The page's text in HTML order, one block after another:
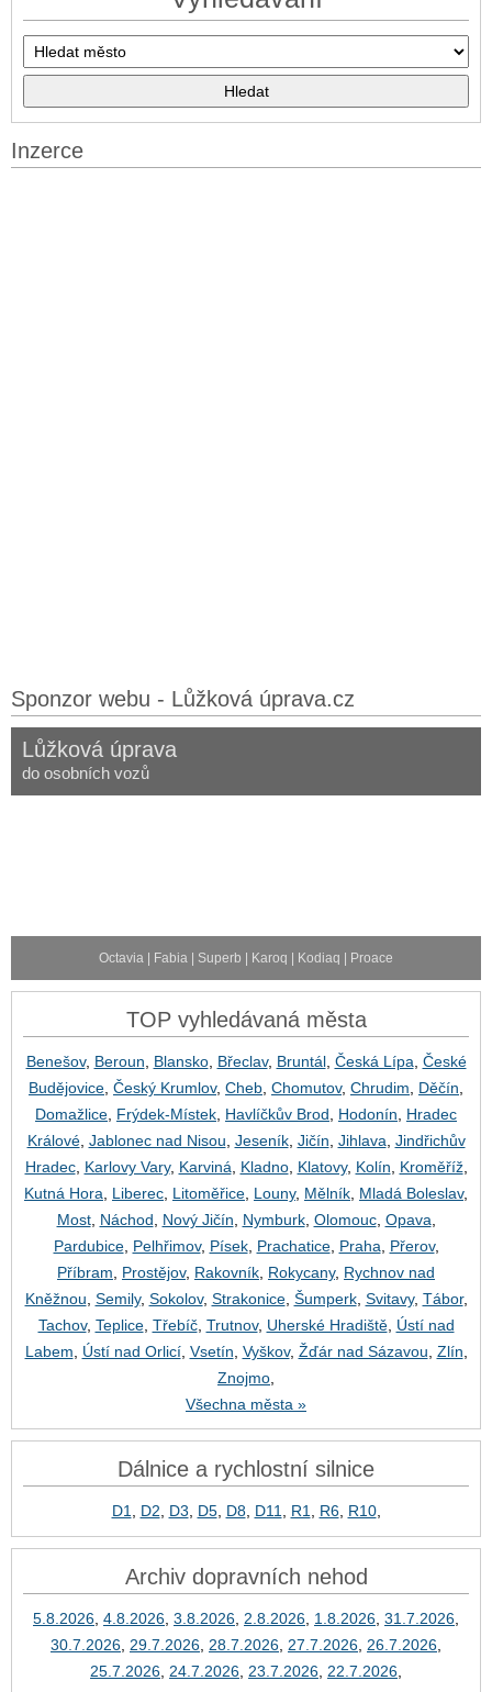
Inzerce
Sponzor webu - Lůžková úprava.cz
Lůžková úprava
do osobních vozů
Octavia | Fabia | Superb | Karoq | Kodiaq | Proace
TOP vyhledávaná města
Benešov, Beroun Blansko, Břeclav, Bruntál, Česká Lípa České
Budějovice Český Krumlov, Cheb Chomutov, Chrudim Děčín
Domažlice Frýdek-Místek Havlíčkův Brod Hodonín
Hradec
Králové, Jablonec nad Nisou Jeseník, Jičín Jihlava Jindřichův
Hradec, Karlovy Vary, Karviná Kladno, Klatovy, Kolín Kroměříž,
Kutná Hora
Liberec Litoměřice Louny, Mělník Mladá Boleslav,
Most, Náchod Nový Jičín Nymburk, Olomouc, Opava
Pardubice, Pelhřimov, Písek, Prachatice, Praha Přerov,
Příbram
Prostějov, Rakovník Rokycany, Rychnov nad
Kněžnou Semily, Sokolov, Strakonice, Šumperk, Svitavy, Tábor,
Tachov, Teplice, Třebíč, Trutnov, Uherské Hradiště, Ústí nad
Labem
Ústí nad Orlicí, Vsetín Vyškov, Žďár nad Sázavou Zlín
Znojmo
Všechna města »
Dálnice a rychlostní silnice
D1 D2 D3 D5, D8, D11 R1 R6, R10,
Archiv dopravních nehod
5.8.2026 4.8.2026 3.8.2026 2.8.2026 1.8.2026 31.7.2026
30.7.2026 29.7.2026 28.7.2026 27.7.2026 26.7.2026
25.7.2026 24.7.2026 23.7.2026 22.7.2026